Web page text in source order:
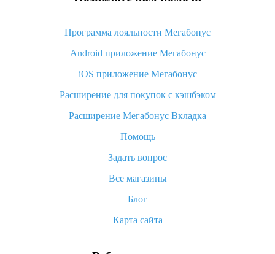
Что делать, если Алиэкспресс просит ввести паспортные
Как узнать, куда пришла посылка с Алиэкспресс
Вы отменили заказ на Алиэкспресс, когда вернут деньги?
Что такое баллы на Алиэкспресс, как их получить и
«AliExpress Standard Shipping»: что это за метод доставки и
как его отслеживать
Как покупать оптом на Алиэкспресс
Что делать, если не пришел товар с Алиэкспресс
возврата денег
Программа лояльности Мегабонус
Android приложение Мегабонус
iOS приложение Мегабонус
Расширение для покупок с кэшбэком
Расширение Мегабонус Вкладка
Помощь
Задать вопрос
Все магазины
Блог
Карта сайта